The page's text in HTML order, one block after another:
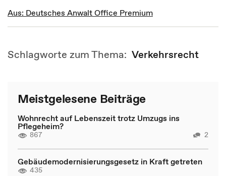
Aus: Deutsches Anwalt Office Premium
Schlagworte zum Thema: Verkehrsrecht
Meistgelesene Beiträge
Wohnrecht auf Lebenszeit trotz Umzugs ins
Pflegeheim?
867 2
Gebäudemodernisierungsgesetz in Kraft getreten
435